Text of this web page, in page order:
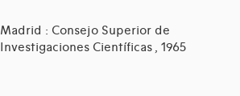
Madrid : Consejo Superior de
Investigaciones Científicas , 1965